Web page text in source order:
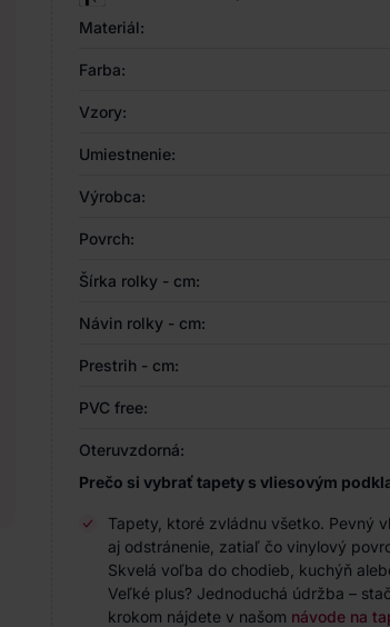
Materiál:
Farba:
Vzory:
Umiestnenie:
Výrobca:
Povrch:
Šírka rolky - cm:
Návin rolky - cm:
Prestrih - cm:
PVC free:
Oteruvzdorná:
Prečo si vybrať tapety s vliesovým
Tapety, ktoré zvládnu všetko. Pevný
aj odstránenie, zatiaľ čo vinylový
Skvelá voľba do chodieb, kuchýň
Veľké plus? Jednoduchá údržba –
krokom nájdete v našom návode na